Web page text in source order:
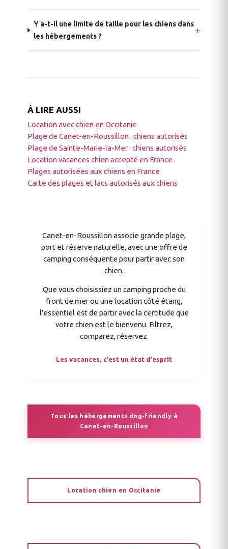
Y a-t-il une limite de taille pour les chiens dans
les hébergements ?
À LIRE AUSSI
Location avec chien en Occitanie
Plage de Canet-en-Roussillon : chiens autorisés
Plage de Sainte-Marie-la-Mer : chiens autorisés
Location vacances chien accepté en France
Plages autorisées aux chiens en France
Carte des plages et lacs autorisés aux chiens
Canet-en-Roussillon associe grande plage,
port et réserve naturelle, avec une offre de
camping conséquente pour partir avec son
chien.
Que vous choisissiez un camping proche du
front de mer ou une location côté étang,
l’essentiel est de partir avec la certitude que
votre chien est le bienvenu. Filtrez,
comparez, réservez.
Les vacances, c’est un état d’esprit
Tous les hébergements dog-friendly à
Canet-en-Roussillon
Location chien en Occitanie